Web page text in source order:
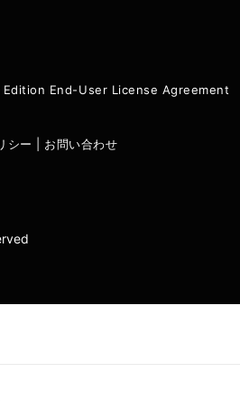
End-User License Agreement
シー
お問い合わせ